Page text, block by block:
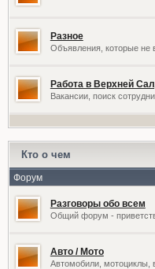
Разное
Объявления, которые не
Работа в Верхней
Вакансии, поиск
Кто о чем
Форум
Разговоры обо всем
Общий форум -
Авто / Мото
Автомобили, мотоциклы,